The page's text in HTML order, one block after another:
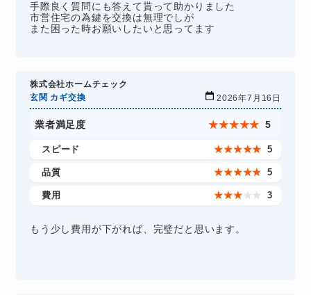
手際良く質問にも答えて貰って助かりました
市営住宅の為鍵を交換は無理でしが
また困った時お願いしたいと思ってます
株式会社ホームチェック
玄関 カギ交換
2026年7月16日
業者満足度 ★★★★★ 5
スピード ★★★★★ 5
品質 ★★★★★ 5
費用 ★★★ ★ ★ 3
もう少し費用が下がれば、完璧だと思います。